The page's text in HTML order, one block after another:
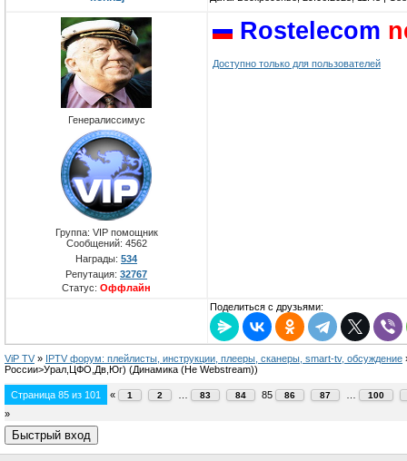
Генералиссимус
Группа: VIP помощник
Сообщений: 4562
Награды: 534
Репутация: 32767
Статус: Оффлайн
Rostelecom
Доступно только для пользователей
Поделиться с друзьями:
ViP TV » IPTV форум: плейлисты, инструкции, плееры, сканеры, smart-tv, обсуждение
России>Урал,ЦФО,Дв,Юг) (Динамика (Не Webstream))
Страница 85 из 101 « 1 2 83 84 85 86 87 100
»